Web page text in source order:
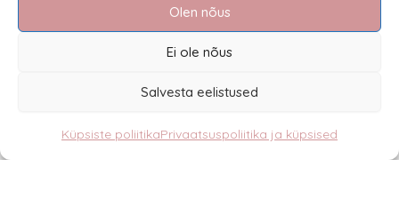
Olen nõus
Ei ole nõus
Salvesta eelistused
Küpsiste poliitikaPrivaatsuspoliitika ja küpsised
Kauba tagastamine